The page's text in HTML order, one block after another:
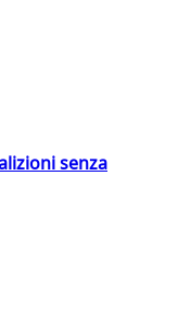
senza